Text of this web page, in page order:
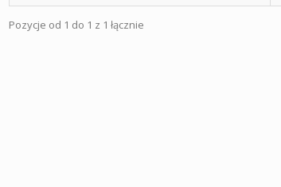
Pozycje od 1 do 1 z 1 łącznie